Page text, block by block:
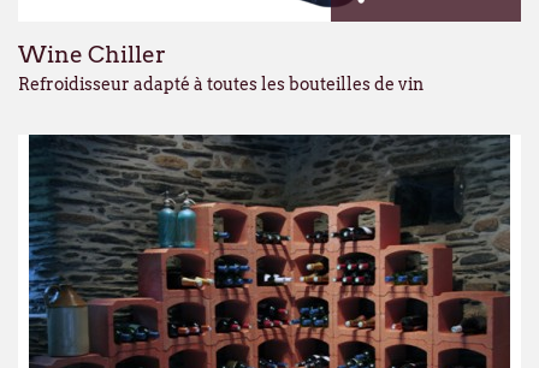
Wine Chiller
Refroidisseur adapté à toutes les bouteilles de vin